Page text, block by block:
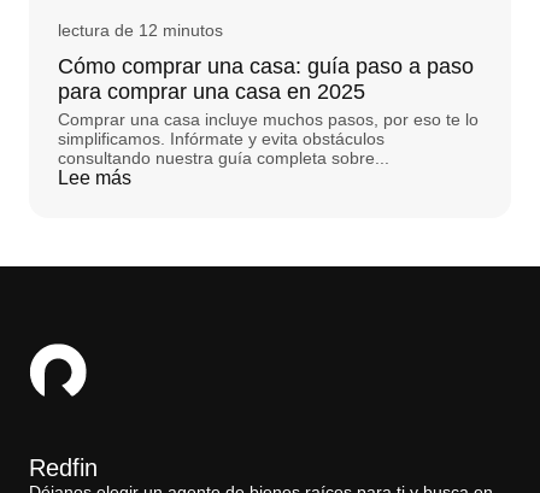
lectura de 12 minutos
Cómo comprar una casa: guía paso a paso
para comprar una casa en 2025
Comprar una casa incluye muchos pasos, por eso te lo
simplificamos. Infórmate y evita obstáculos
consultando nuestra guía completa sobre...
Lee más
Redfin